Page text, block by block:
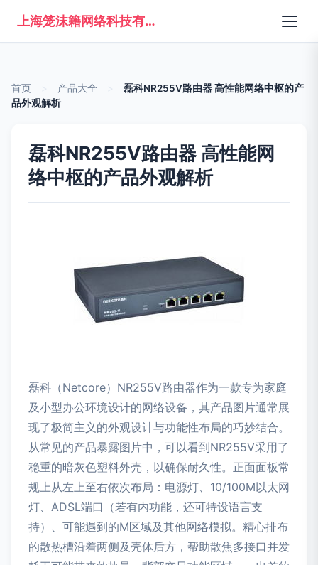
上海笼沫籍网络科技有限公司
首页 产品大全
磊科NR255V路由器 高性能网络中枢的产
品外观解析
磊科NR255V路由器 高性能网
络中枢的产品外观解析
磊科（Netcore）NR255V路由器作为一款专为家庭
及小型办公环境设计的网络设备，其产品图片通常展
现了极简主义的外观设计与功能性布局的巧妙结合。
从常见的产品暴露图片中，可以看到NR255V采用了
稳重的暗灰色塑料外壳，以确保耐久性。正面面板常
规上从左上至右依次布局：电源灯、10/100M以太网
灯、ADSL端口（若有内功能，还可特设语言支
持）、可能遇到的M区域及其他网络模拟。精心排布
的散热槽沿着两侧及壳体后方，帮助散焦多接口并发